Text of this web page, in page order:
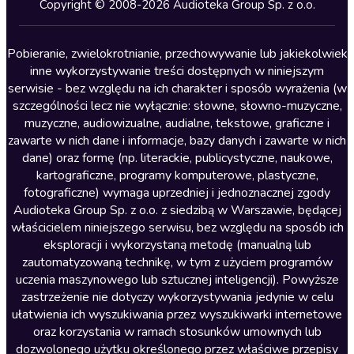
Lektury szkolne
Literatura anglojęzyczna
Literatura faktu
Literatura obyczajowa
Literatura piękna obca
Literatura piękna polska
Nagrania relaksacyjne
Nauka języków
Nauki humanistyczne
Podcasty i audycje
Polityka
Prasa
Religia
Copyright © 2008-2026 Audioteka Group Sp. z o.o.
Pobieranie, zwielokrotnianie, przechowywanie lub jakiekolwiek
inne wykorzystywanie treści dostępnych w niniejszym
serwisie - bez względu na ich charakter i sposób wyrażenia (w
szczególności lecz nie wyłącznie: słowne, słowno-muzyczne,
muzyczne, audiowizualne, audialne, tekstowe, graficzne i
zawarte w nich dane i informacje, bazy danych i zawarte w nich
dane) oraz formę (np. literackie, publicystyczne, naukowe,
kartograficzne, programy komputerowe, plastyczne,
fotograficzne) wymaga uprzedniej i jednoznacznej zgody
Audioteka Group Sp. z o.o. z siedzibą w Warszawie, będącej
właścicielem niniejszego serwisu, bez względu na sposób ich
eksploracji i wykorzystaną metodę (manualną lub
zautomatyzowaną technikę, w tym z użyciem programów
uczenia maszynowego lub sztucznej inteligencji). Powyższe
zastrzeżenie nie dotyczy wykorzystywania jedynie w celu
ułatwienia ich wyszukiwania przez wyszukiwarki internetowe
oraz korzystania w ramach stosunków umownych lub
dozwolonego użytku określonego przez właściwe przepisy